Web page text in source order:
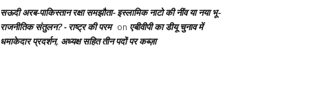
सऊदी अरब-पाकिस्तान रक्षा समझौता- इस्लामिक नाटो की नींव या नया भू-
राजनीतिक संतुलन? - राष्ट्र की परम on एबीवीपी का डीयू चुनाव में
धमाकेदार प्रदर्शन, अध्यक्ष सहित तीन पदों पर कब्ज़ा